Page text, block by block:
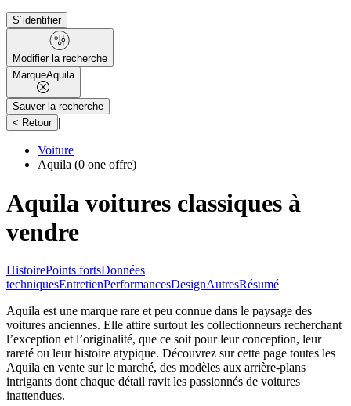
S´identifier
Modifier la recherche
MarqueAquila
Sauver la recherche
< Retour |
Voiture
Aquila (0 one offre)
Aquila voitures classiques à
vendre
HistoirePoints fortsDonnées
techniquesEntretienPerformancesDesignAutresRésumé
Aquila est une marque rare et peu connue dans le paysage des
voitures anciennes. Elle attire surtout les collectionneurs recherchant
l’exception et l’originalité, que ce soit pour leur conception, leur
rareté ou leur histoire atypique. Découvrez sur cette page toutes les
Aquila en vente sur le marché, des modèles aux arrière-plans
intrigants dont chaque détail ravit les passionnés de voitures
inattendues.